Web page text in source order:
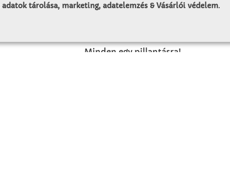
Minden egy pillantásra!
adatok tárolása, marketing, adatelemzés & Vásárlói védelem.